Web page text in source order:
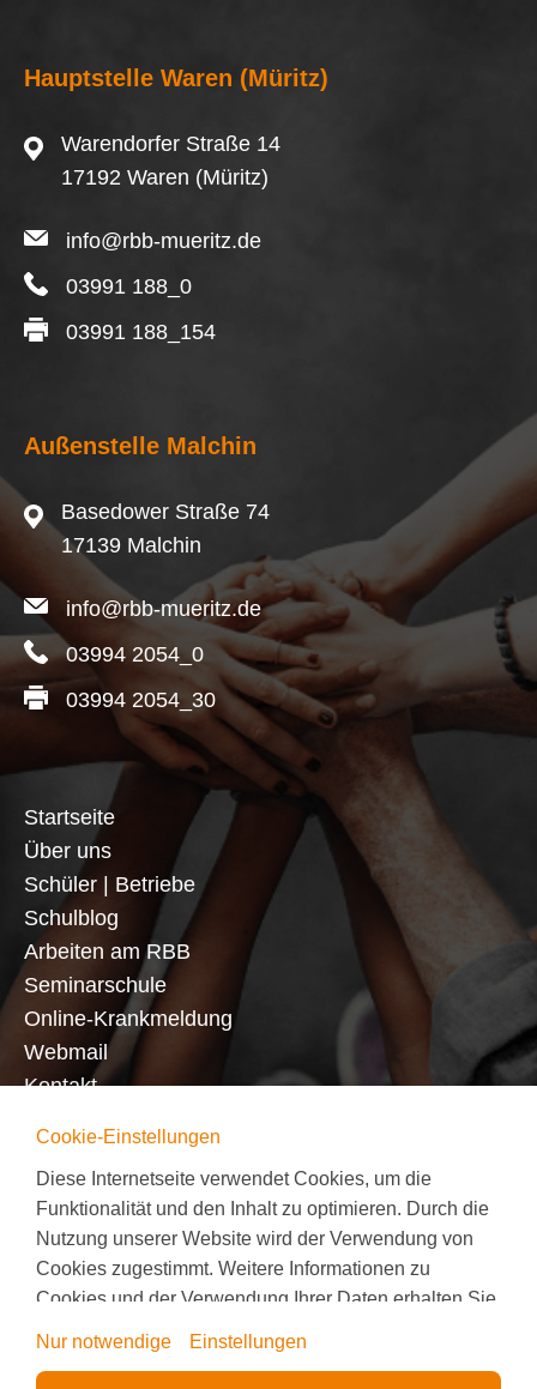
Hauptstelle Waren (Müritz)
Warendorfer Straße 14
17192 Waren (Müritz)
info@rbb-mueritz.de
03991 188_0
03991 188_154
Außenstelle Malchin
Basedower Straße 74
17139 Malchin
info@rbb-mueritz.de
03994 2054_0
03994 2054_30
Startseite
Über uns
Schüler | Betriebe
Schulblog
Arbeiten am RBB
Seminarschule
Online-Krankmeldung
Webmail
Kontakt
Impressum|Datenschutz|Cookies|
Barrierefreiheit
Cookie-Einstellungen
Diese Internetseite verwendet Cookies, um die
Funktionalität und den Inhalt zu optimieren. Durch die
Nutzung unserer Website wird der Verwendung von
Cookies zugestimmt. Weitere Informationen zu
Cookies und der Verwendung Ihrer Daten erhalten Sie
Nur notwendige Einstellungen